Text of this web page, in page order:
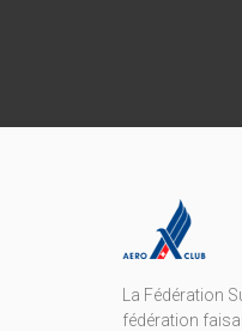
La Fédération
fédération